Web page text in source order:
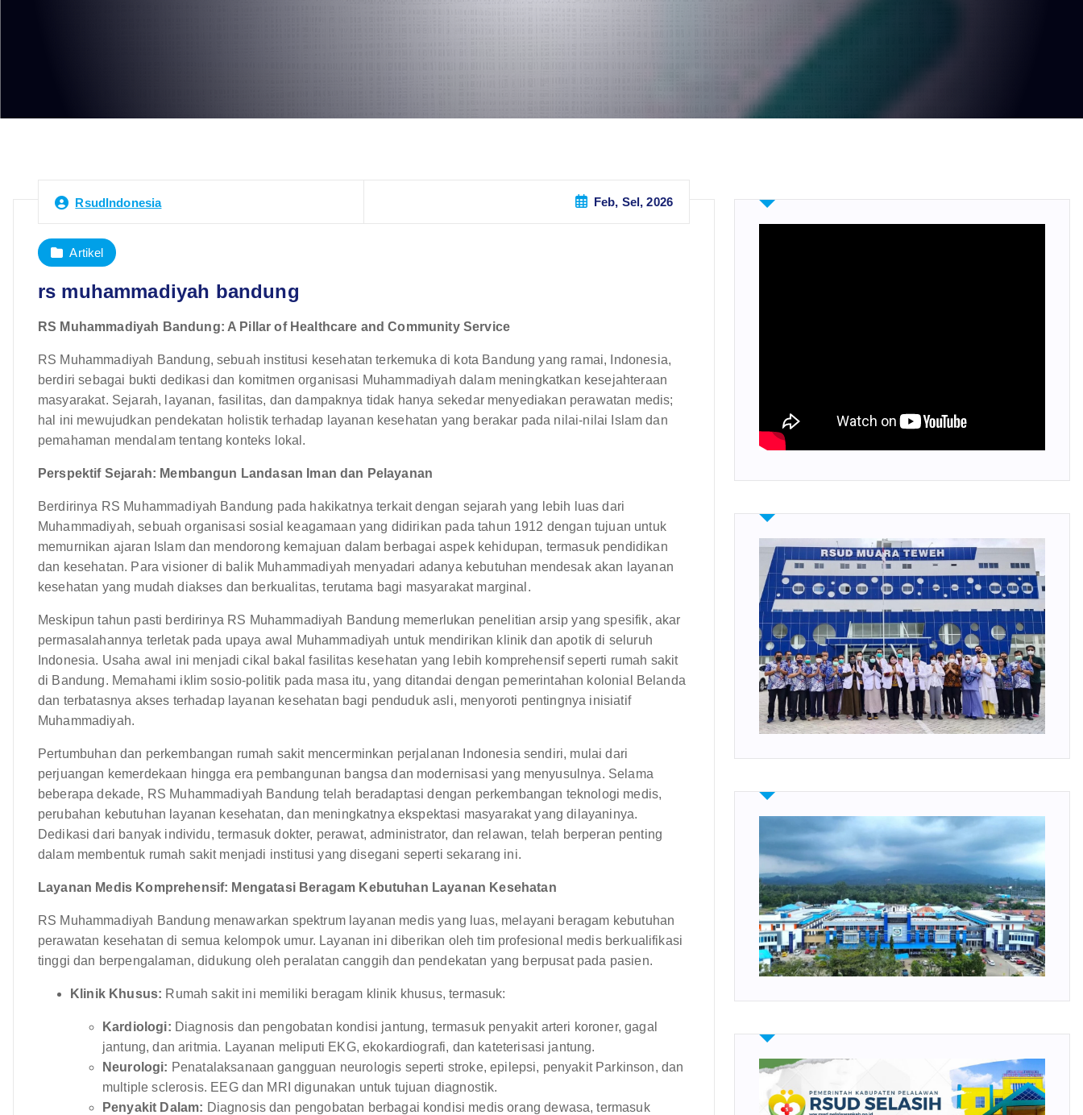
RsudIndonesia Feb, Sel, 2026
Artikel
rs muhammadiyah bandung
RS Muhammadiyah Bandung: A Pillar of Healthcare and Community Service
RS Muhammadiyah Bandung, sebuah institusi kesehatan terkemuka di kota Bandung yang ramai, Indonesia,
berdiri sebagai bukti dedikasi dan komitmen organisasi Muhammadiyah dalam meningkatkan kesejahteraan
masyarakat. Sejarah, layanan, fasilitas, dan dampaknya tidak hanya sekedar menyediakan perawatan medis;
hal ini mewujudkan pendekatan holistik terhadap layanan kesehatan yang berakar pada nilai-nilai Islam dan
pemahaman mendalam tentang konteks lokal.
Perspektif Sejarah: Membangun Landasan Iman dan Pelayanan
Berdirinya RS Muhammadiyah Bandung pada hakikatnya terkait dengan sejarah yang lebih luas dari
Muhammadiyah, sebuah organisasi sosial keagamaan yang didirikan pada tahun 1912 dengan tujuan untuk
memurnikan ajaran Islam dan mendorong kemajuan dalam berbagai aspek kehidupan, termasuk pendidikan
dan kesehatan. Para visioner di balik Muhammadiyah menyadari adanya kebutuhan mendesak akan layanan
kesehatan yang mudah diakses dan berkualitas, terutama bagi masyarakat marginal.
Meskipun tahun pasti berdirinya RS Muhammadiyah Bandung memerlukan penelitian arsip yang spesifik, akar
permasalahannya terletak pada upaya awal Muhammadiyah untuk mendirikan klinik dan apotik di seluruh
Indonesia. Usaha awal ini menjadi cikal bakal fasilitas kesehatan yang lebih komprehensif seperti rumah sakit
di Bandung. Memahami iklim sosio-politik pada masa itu, yang ditandai dengan pemerintahan kolonial Belanda
dan terbatasnya akses terhadap layanan kesehatan bagi penduduk asli, menyoroti pentingnya inisiatif
Muhammadiyah.
Pertumbuhan dan perkembangan rumah sakit mencerminkan perjalanan Indonesia sendiri, mulai dari
perjuangan kemerdekaan hingga era pembangunan bangsa dan modernisasi yang menyusulnya. Selama
beberapa dekade, RS Muhammadiyah Bandung telah beradaptasi dengan perkembangan teknologi medis,
perubahan kebutuhan layanan kesehatan, dan meningkatnya ekspektasi masyarakat yang dilayaninya.
Dedikasi dari banyak individu, termasuk dokter, perawat, administrator, dan relawan, telah berperan penting
dalam membentuk rumah sakit menjadi institusi yang disegani seperti sekarang ini.
Layanan Medis Komprehensif: Mengatasi Beragam Kebutuhan Layanan Kesehatan
RS Muhammadiyah Bandung menawarkan spektrum layanan medis yang luas, melayani beragam kebutuhan
perawatan kesehatan di semua kelompok umur. Layanan ini diberikan oleh tim profesional medis berkualifikasi
tinggi dan berpengalaman, didukung oleh peralatan canggih dan pendekatan yang berpusat pada pasien.
Klinik Khusus: Rumah sakit ini memiliki beragam klinik khusus, termasuk:
Kardiologi: Diagnosis dan pengobatan kondisi jantung, termasuk penyakit arteri koroner, gagal
jantung, dan aritmia. Layanan meliputi EKG, ekokardiografi, dan kateterisasi jantung.
Neurologi: Penatalaksanaan gangguan neurologis seperti stroke, epilepsi, penyakit Parkinson, dan
multiple sclerosis. EEG dan MRI digunakan untuk tujuan diagnostik.
Penyakit Dalam: Diagnosis dan pengobatan berbagai kondisi medis orang dewasa, termasuk